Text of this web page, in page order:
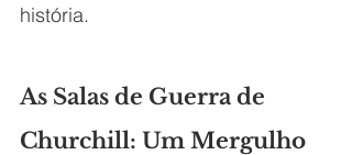
história.
As Salas de Guerra de
Churchill: Um Mergulho